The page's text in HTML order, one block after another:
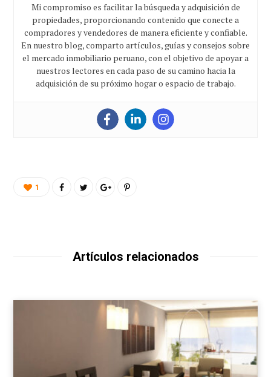
Mi compromiso es facilitar la búsqueda y adquisición de
propiedades, proporcionando contenido que conecte a
compradores y vendedores de manera eficiente y confiable.
En nuestro blog, comparto artículos, guías y consejos sobre
el mercado inmobiliario peruano, con el objetivo de apoyar a
nuestros lectores en cada paso de su camino hacia la
adquisición de su próximo hogar o espacio de trabajo.
1
Artículos relacionados